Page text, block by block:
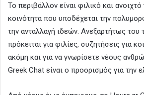
Το περιβάλλον είναι φιλικό και ανοιχτό
κοινότητα που υποδέχεται την
την ανταλλαγή ιδεών. Ανεξαρτήτως του
πρόκειται για φιλίες, συζητήσεις για
ακόμη και για να γνωρίσετε νέους
Greek Chat είναι ο προορισμός για την